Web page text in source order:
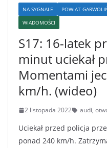
NA SYGNALE POWIAT
WIADOMOŚCI
S17: 16-latek
minut uciekał
Momentami
km/h. (wideo)
2 listopada 2022 audi,
Uciekał przed policja
ponad 240 km/h.